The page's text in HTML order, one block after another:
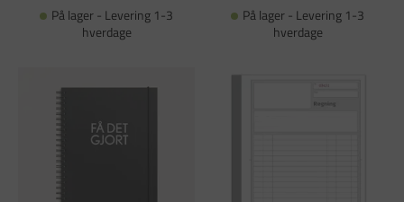
På lager - Levering 1-3
hverdage
På lager - Levering 1-3
hverdage